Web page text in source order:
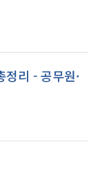
리 - 공무원·